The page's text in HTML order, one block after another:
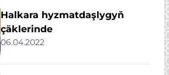
Halkara hyzmatdaşlygyň
çäklerinde
06.04.2022